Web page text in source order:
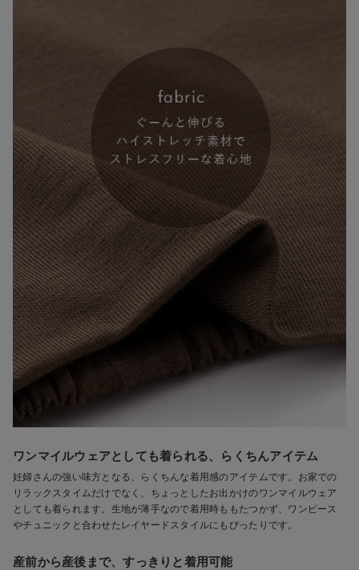
ワンマイルウェアとしても着られる、らくちんアイテム
妊婦さんの強い味方となる、らくちんな着用感のアイテムです。お家での
リラックスタイムだけでなく、ちょっとしたお出かけのワンマイルウェア
としても着られます。生地が薄手なので着用時ももたつかず、ワンピース
やチュニックと合わせたレイヤードスタイルにもぴったりです。
産前から産後まで、すっきりと着用可能